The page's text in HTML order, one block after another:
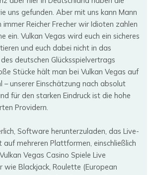
uns gefunden. Aber mit uns kann Mann
immer Reicher Frecher wir Idioten zahlen
ein. Vulkan Vegas wird euch ein sicheres
und euch dabei nicht in das
deutschen Glücksspielvertrags
Stücke hält man bei Vulkan Vegas auf
– unserer Einschätzung nach absolut
für den starken Eindruck ist die hohe
Providern.
Software herunterzuladen, das Live-
auf mehreren Plattformen, einschließlich
Vegas Casino Spiele Live
wie Blackjack, Roulette (European